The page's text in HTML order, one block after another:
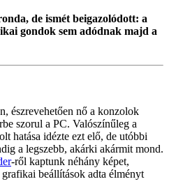
de ismét beigazolódott: a
gondok sem adódnak majd a
észrevehetően nő a konzolok
szorul a PC. Valószínűleg a
hatása idézte ezt elő, de utóbbi
a legszebb, akárki akármit mond.
-ről kaptunk néhány képet,
beállítások adta élményt